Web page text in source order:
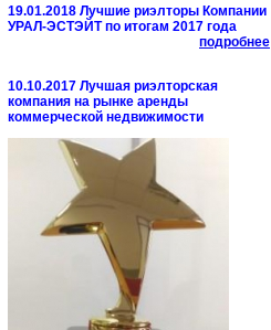
19.01.2018 Лучшие риэлторы Компании
УРАЛ-ЭСТЭЙТ по итогам 2017 года
подробнее
10.10.2017 Лучшая риэлторская
компания на рынке аренды
коммерческой недвижимости